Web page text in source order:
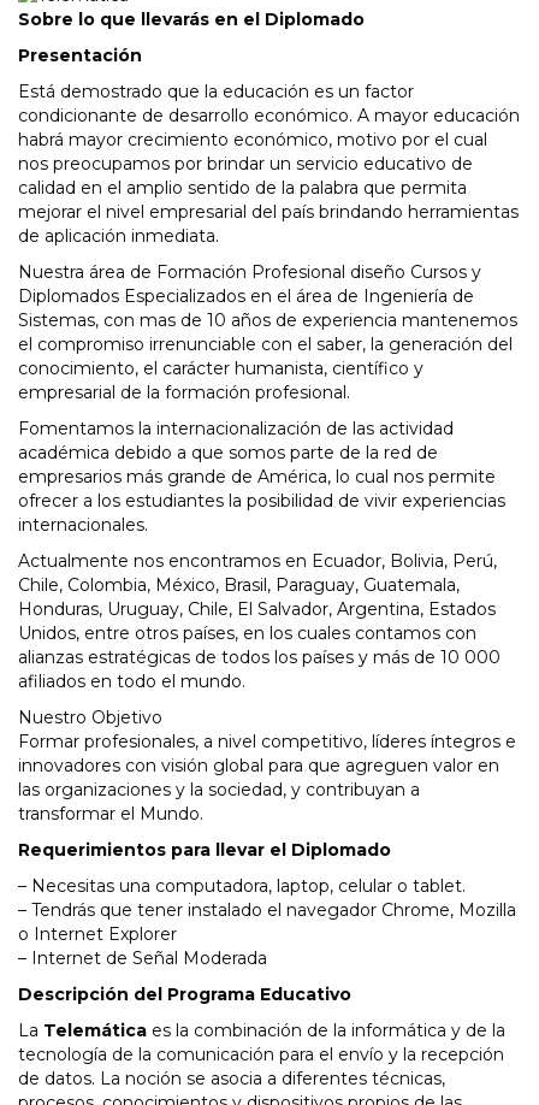
Sobre lo que llevarás en el Diplomado
Presentación
Está demostrado que la educación es un factor
condicionante de desarrollo económico. A mayor educación
habrá mayor crecimiento económico, motivo por el cual
nos preocupamos por brindar un servicio educativo de
calidad en el amplio sentido de la palabra que permita
mejorar el nivel empresarial del país brindando herramientas
de aplicación inmediata.
Nuestra área de Formación Profesional diseño Cursos y
Diplomados Especializados en el área de Ingeniería de
Sistemas, con mas de 10 años de experiencia mantenemos
el compromiso irrenunciable con el saber, la generación del
conocimiento, el carácter humanista, científico y
empresarial de la formación profesional.
Fomentamos la internacionalización de las actividad
académica debido a que somos parte de la red de
empresarios más grande de América, lo cual nos permite
ofrecer a los estudiantes la posibilidad de vivir experiencias
internacionales.
Actualmente nos encontramos en Ecuador, Bolivia, Perú,
Chile, Colombia, México, Brasil, Paraguay, Guatemala,
Honduras, Uruguay, Chile, El Salvador, Argentina, Estados
Unidos, entre otros países, en los cuales contamos con
alianzas estratégicas de todos los países y más de 10 000
afiliados en todo el mundo.
Nuestro Objetivo
Formar profesionales, a nivel competitivo, líderes íntegros e
innovadores con visión global para que agreguen valor en
las organizaciones y la sociedad, y contribuyan a
transformar el Mundo.
Requerimientos para llevar el Diplomado
– Necesitas una computadora, laptop, celular o tablet.
– Tendrás que tener instalado el navegador Chrome, Mozilla
o Internet Explorer
– Internet de Señal Moderada
Descripción del Programa Educativo
La Telemática es la combinación de la informática y de la
tecnología de la comunicación para el envío y la recepción
de datos. La noción se asocia a diferentes técnicas,